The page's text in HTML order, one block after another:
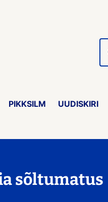
Otsi
PIKKSILM UUDISKIRI
sõltumatus